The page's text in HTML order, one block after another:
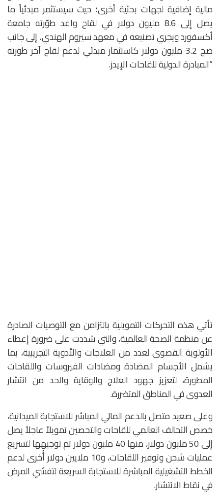
مالية إضافية لجهات بحثية أخرى؛ حيث سيستثمر مبدئياً ما
يصل إلى 8.6 مليون دولار في لقاح واعد طوّرته جامعة
أكسفورد ويجري تصنيعه في معهد سيروم الهندي، إلى جانب
ضخ 3.2 مليون دولار كاستثمار مبدئي لدعم لقاح آخر طورته
“المبادرة الدولية للقاحات الإيدز.
تأتي هذه التحركات التمويلية بالتزامن مع التوصيات الصادرة
عن منظمة الصحة العالمية، والتي شددت على ضرورة إعطاء
الأولوية القصوى لعدد من العلاجات والأدوية التجريبية، بما
يشمل الأجسام المضادة ومضادات الفيروسات واللقاحات
المطورة، لتعزيز جهود العلاج والوقاية والحد من انتشار
العدوى في المناطق المتضررة.
وعلى صعيد متصل بالدعم المالي المباشر للاستجابة الميدانية،
خصص التحالف العالمي للقاحات والتحصين تمويلاً عاجلاً يصل
إلى 50 مليون دولار، منها 40 مليون دولار تم توجيهها لتسريع
عمليات شحن وتوفير اللقاحات، و10 ملايين دولار أُخرى لدعم
الخطط التشغيلية المباشرة للاستجابة السريعة لتفشي المرض
في نقاط الانتشار.